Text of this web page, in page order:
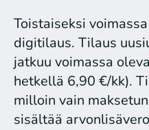
Toistaiseksi
digitilaus. Tilaus
jatkuu voimassa
hetkellä 6,90 €/kk).
milloin vain
sisältää